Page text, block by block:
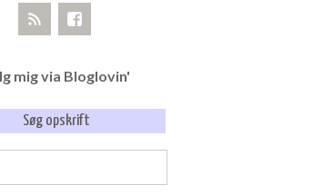
mig via Bloglovin'
Søg opskrift